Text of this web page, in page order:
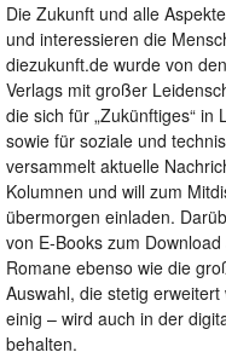
Die Zukunft und alle
und interessieren die
diezukunft.de wurde von
Verlags mit großer
die sich für „Zukünftiges“
sowie für soziale und
versammelt aktuelle
Kolumnen und will zum
übermorgen einladen.
von E-Books zum
Romane ebenso wie die
Auswahl, die stetig
einig – wird auch in der
behalten.